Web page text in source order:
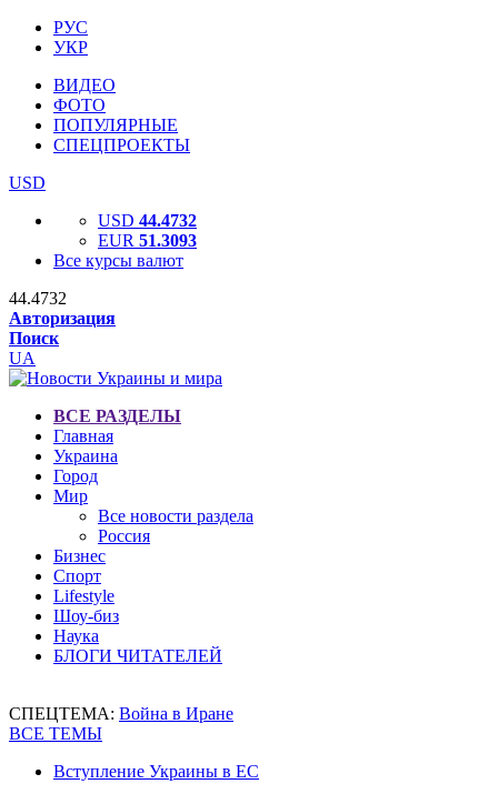
РУС
УКР
ВИДЕО
ФОТО
ПОПУЛЯРНЫЕ
СПЕЦПРОЕКТЫ
USD
USD 44.4732
EUR 51.3093
Все курсы валют
44.4732
Авторизация
Поиск
UA
ВСЕ РАЗДЕЛЫ
Главная
Украина
Город
Мир
Все новости раздела
Россия
Бизнес
Спорт
Lifestyle
Шоу-биз
Наука
БЛОГИ ЧИТАТЕЛЕЙ
СПЕЦТЕМА: Война в Иране
ВСЕ ТЕМЫ
Вступление Украины в ЕС